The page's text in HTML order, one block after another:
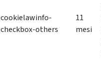
cookielawinfo-
checkbox-others
11
mesi